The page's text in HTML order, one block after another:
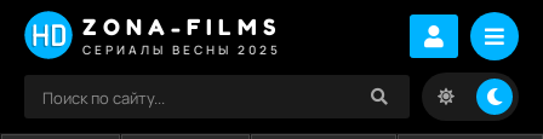
ZONA-FILMS
СЕРИАЛЫ ВЕСНЫ 2025